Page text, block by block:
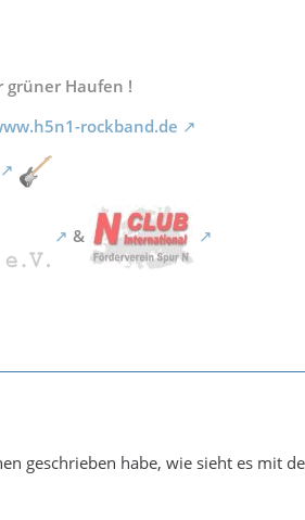
grüner Haufen !
rockband.de
&
geschrieben habe, wie sieht es mit